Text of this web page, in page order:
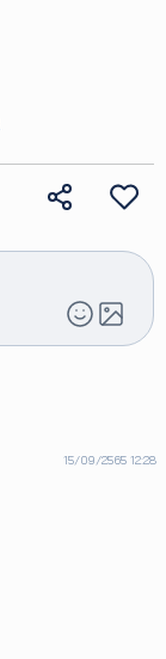
15/09/2565 12:28